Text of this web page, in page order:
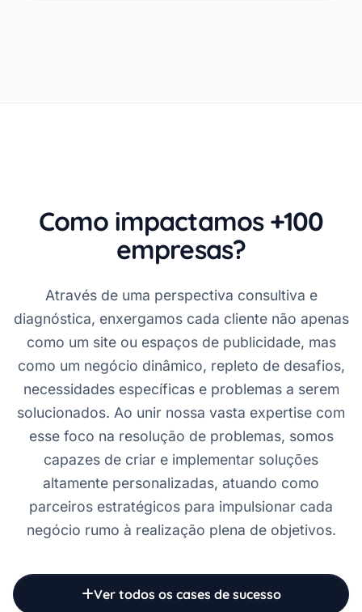
Como impactamos +100
empresas?
Através de uma perspectiva consultiva e
diagnóstica, enxergamos cada cliente não apenas
como um site ou espaços de publicidade, mas
como um negócio dinâmico, repleto de desafios,
necessidades específicas e problemas a serem
solucionados. Ao unir nossa vasta expertise com
esse foco na resolução de problemas, somos
capazes de criar e implementar soluções
altamente personalizadas, atuando como
parceiros estratégicos para impulsionar cada
negócio rumo à realização plena de objetivos.
Ver todos os cases de sucesso